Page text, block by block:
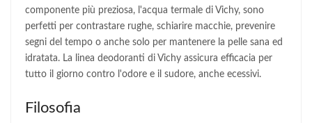
componente più preziosa, l'acqua termale di Vichy, sono
perfetti per contrastare rughe, schiarire macchie, prevenire
segni del tempo o anche solo per mantenere la pelle sana ed
idratata. La linea deodoranti di Vichy assicura efficacia per
tutto il giorno contro l'odore e il sudore, anche ecessivi.
Filosofia